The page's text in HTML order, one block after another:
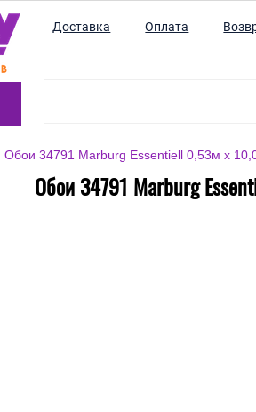
Доставка Оплата
Обои 34791 Marburg Essentiell 0,53м х
Обои 34791 Marburg